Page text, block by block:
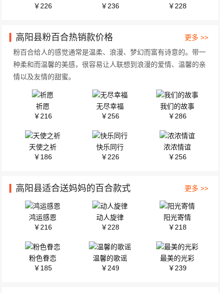
￥226
￥236
￥228
高阳县粉百合热销款价格
更多 >>
粉百合给人的感觉通常是温柔、浪漫、梦幻而富有诗意的。带一
种柔和而温馨的美感，很容易让人联想到浪漫的爱情、温馨的亲
情以及友情的甜蜜。
祈愿
￥216
无尽幸福
￥256
我们的故事
￥286
天使之祈
￥186
快乐同行
￥226
浓浓情谊
￥256
高阳县适合送妈妈的百合款式 更多 >>
鸿运感恩
￥216
动人旋律
￥228
阳光寄情
￥218
粉色眷恋
￥185
温馨的歌谣
￥249
最美的光彩
￥239